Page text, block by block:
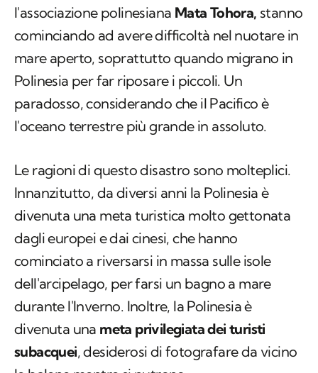
l'associazione polinesiana Mata Tohora, stanno
cominciando ad avere difficoltà nel nuotare in
mare aperto, soprattutto quando migrano in
Polinesia per far riposare i piccoli. Un
paradosso, considerando che il Pacifico è
l'oceano terrestre più grande in assoluto.
Le ragioni di questo disastro sono molteplici.
Innanzitutto, da diversi anni la Polinesia è
divenuta una meta turistica molto gettonata
dagli europei e dai cinesi, che hanno
cominciato a riversarsi in massa sulle isole
dell'arcipelago, per farsi un bagno a mare
durante l'Inverno. Inoltre, la Polinesia è
divenuta una meta privilegiata dei turisti
subacquei, desiderosi di fotografare da vicino